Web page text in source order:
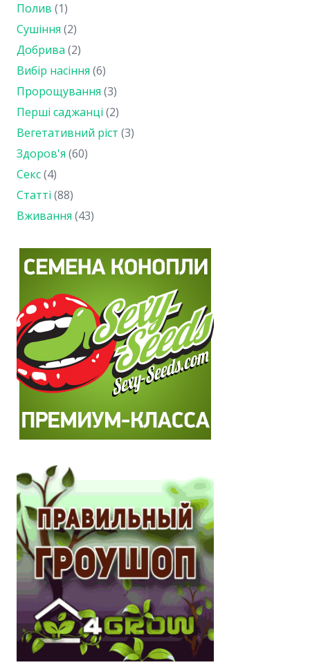
Полив (1)
Сушіння (2)
Добрива (2)
Вибір насіння (6)
Пророщування (3)
Перші саджанці (2)
Вегетативний ріст (3)
Здоров'я (60)
Секс(4)
Статті (88)
Вживання (43)